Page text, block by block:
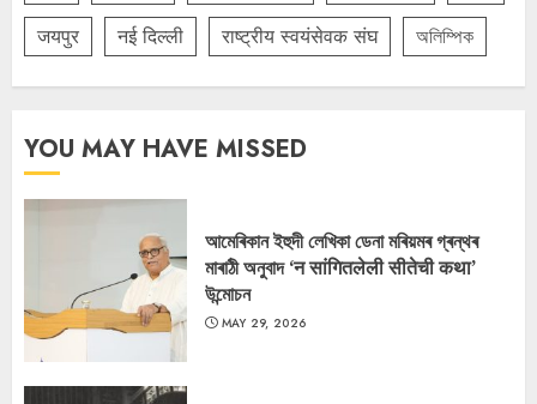
जयपुर
नई दिल्ली राष्ट्रीय स्वयंसेवक संघ অলিম্পিক
YOU MAY HAVE MISSED
আমেৰিকান ইহুদী লেখিকা ডেনা মৰিয়মৰ গ্ৰন্থৰ
মাৰাঠী অনুবাদ ‘न सांगितलेली सीतेची कथा’
উন্মোচন
MAY 29, 2026